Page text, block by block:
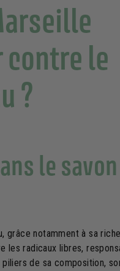
le
?
le
grâce notamment à sa
les radicaux libres,
de sa composition,